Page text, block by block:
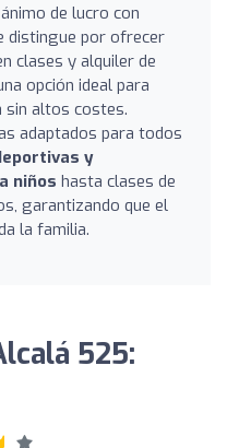
de lucro con
distingue por ofrecer
clases y alquiler de
opción ideal para
sin altos costes.
adaptados para todos
y
niños hasta clases de
garantizando que el
la familia.
525: